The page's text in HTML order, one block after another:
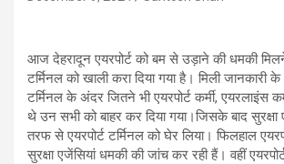
आज देहरादून एयरपोर्ट को बम से उड़ाने की धमकी
टर्मिनल को खाली करा दिया गया है। मिली जानकारी
टर्मिनल के अंदर जितने भी एयरपोर्ट कर्मी, एयरलाइंस
थे उन सभी को बाहर कर दिया गया।जिसके बाद सुरक्षा
तरफ से एयरपोर्ट टर्मिनल को घेर लिया। फिलहाल
सुरक्षा एजेंसियां धमकी की जांच कर रही हैं। वहीं